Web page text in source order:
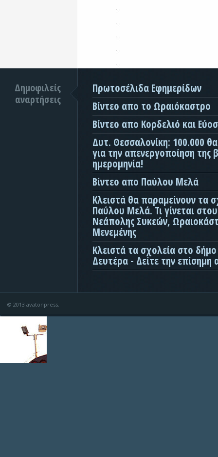
Δημοφιλείς
αναρτήσεις
Πρωτοσέλιδα Εφημερίδων
Βίντεο απο το Ωραιόκαστρο
Βίντεο απο Κορδελιό και
Δυτ. Θεσσαλονίκη: 100.000
για την απενεργοποίηση της
ημερομηνία!
Βίντεο απο Παύλου Μελά
Κλειστά θα παραμείνουν τα
Παύλου Μελά. Τι γίνεται
Νεάπολης Συκεών,
Μενεμένης
Κλειστά τα σχολεία στο
Δευτέρα - Δείτε την επίσημη
© 2013 avatonpress.